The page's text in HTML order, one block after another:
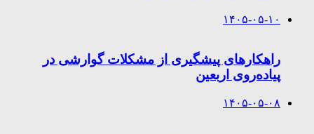
۱۴۰۵-۰۵-۱۰
راهکارهای پیشگیری از مشکلات گوارشی در
پیاده‌روی اربعین
۱۴۰۵-۰۵-۰۸